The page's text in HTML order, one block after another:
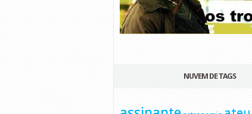
NUVEM DE TAGS